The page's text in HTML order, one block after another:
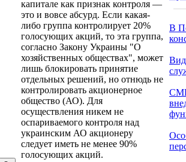
капитале как признак контроля —
это и вовсе абсурд. Если какая-
либо группа контролирует 20%
голосующих акций, то эта группа,
согласно Закону Украины "О
хозяйственных обществах", может
лишь блокировать принятие
отдельных решений, но отнюдь не
контролировать акционерное
общество (АО). Для
осуществления никем не
оспариваемого контроля над
украинским АО акционеру
следует иметь не менее 90%
голосующих акций.
В